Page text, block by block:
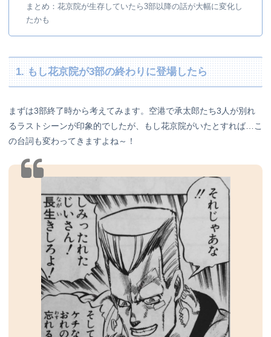
まとめ：花京院が生存していたら3部以降の話が大幅に変化し
たかも
1. もし花京院が3部の終わりに登場したら
まずは3部終了時から考えてみます。空港で承太郎たち3人が別れ
るラストシーンが印象的でしたが、もし花京院がいたとすれば…こ
の台詞も変わってきますよね～！